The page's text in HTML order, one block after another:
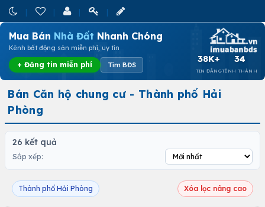
Mua Bán Nhà Đất Nhanh Chóng
Kênh bất động sản miễn phí, uy tín
+ Đăng tin miễn phí Tìm BĐS
38K+
TIN ĐĂNG
34
TỈNH THÀNH
Bán Căn hộ chung cư - Thành phố Hải
Phòng
26 kết quả
Sắp xếp:
Thành phố Hải Phòng Xóa lọc nâng cao